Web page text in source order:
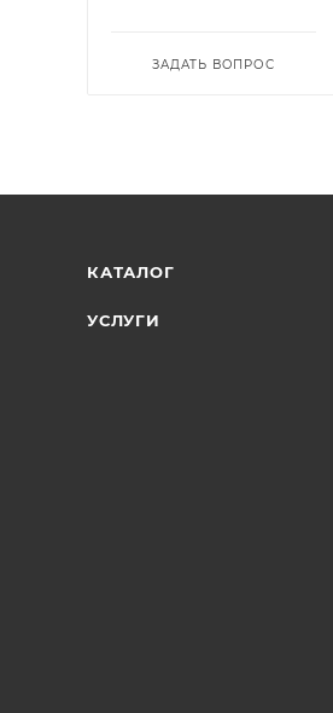
ЗАДАТЬ ВОПРОС
КАТАЛОГ
УСЛУГИ